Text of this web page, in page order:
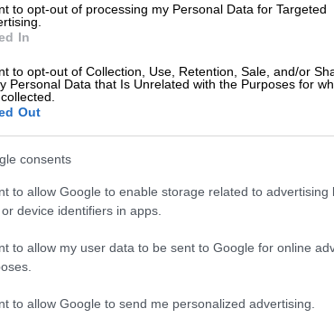
to opt-out of processing my Personal Data for Targeted
In
to opt-out of Collection, Use, Retention, Sale, and/or
Personal Data that Is Unrelated with the Purposes for
Out
consents
to allow Google to enable storage related to advertising
device identifiers in apps.
to allow my user data to be sent to Google for online
to allow Google to send me personalized advertising.